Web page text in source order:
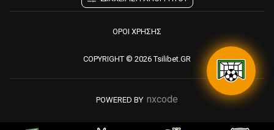
ΟΡΟΙ ΧΡΗΣΗΣ
POWERED BY nxcode
COPYRIGHT © 2026 Tsilibet.GR